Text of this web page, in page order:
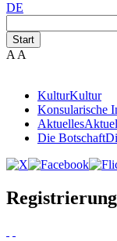
DE
Start
A A
KulturKultur
Konsularische
Aktuelles
Die Botschaft